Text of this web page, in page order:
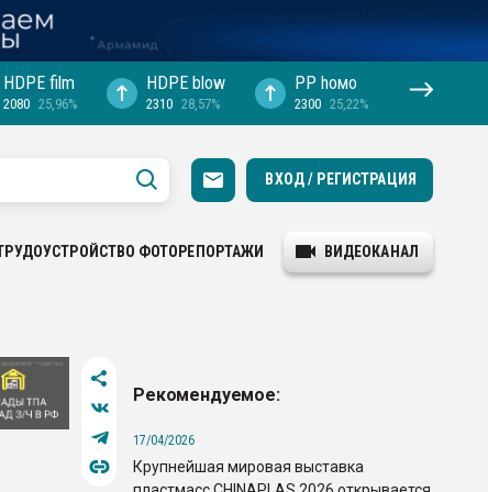
HDPE film
2080 25,96%
HDPE blow
2310 28,57%
PP hомо
2300 25,22%
ВХОД / РЕГИСТРАЦИЯ
ФОТОРЕПОРТАЖИ ВИДЕОКАНАЛ
Рекомендуемое:
17/04/2026
Крупнейшая мировая выставка